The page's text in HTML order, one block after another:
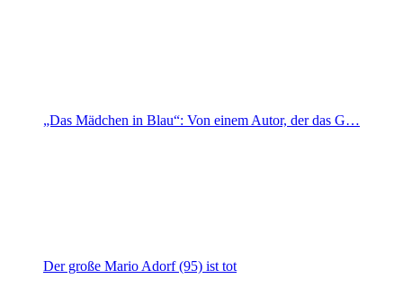
„Das Mädchen in Blau“: Von einem Autor, der das G…
Der große Mario Adorf (95) ist tot